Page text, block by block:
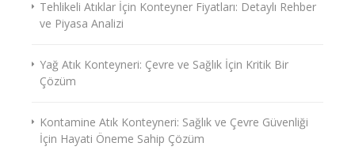
Tehlikeli Atıklar İçin Konteyner Fiyatları: Detaylı Rehber
ve Piyasa Analizi
Yağ Atık Konteyneri: Çevre ve Sağlık İçin Kritik Bir
Çözüm
Kontamine Atık Konteyneri: Sağlık ve Çevre Güvenliği
İçin Hayati Öneme Sahip Çözüm